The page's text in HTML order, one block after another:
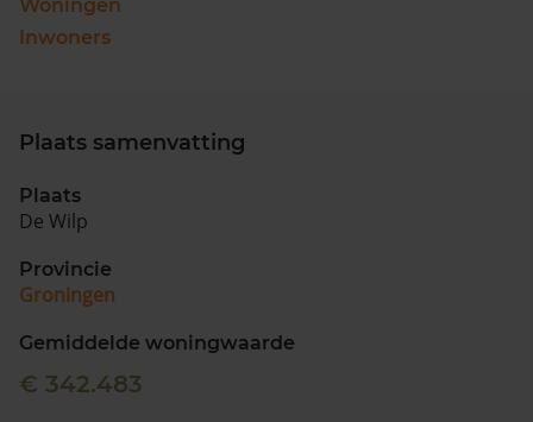
Zoek een woning
088 220 4200
Maandag t/m vrijdag - 08:00 -18:00
Woningen
Inwoners
Plaats samenvatting
Plaats
De Wilp
Provincie
Groningen
Gemiddelde woningwaarde
€ 342.483